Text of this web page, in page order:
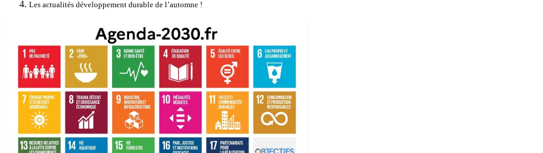
Les actualités développement durable de l’automne !